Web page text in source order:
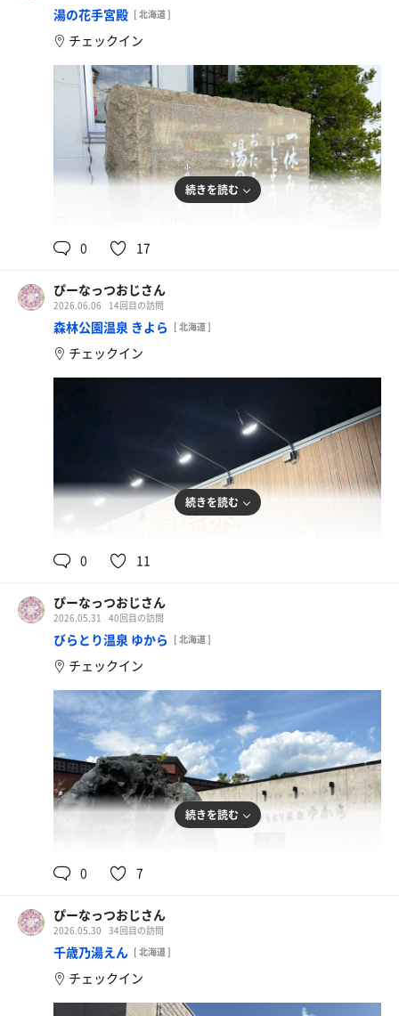
湯の花手宮殿 [ 北海道 ]
チェックイン
続きを読む
0 17
ぴーなっつおじさん
2026.06.06 14回目の訪問
森林公園温泉 きよら [ 北海道 ]
チェックイン
続きを読む
0 11
ぴーなっつおじさん
2026.05.31 40回目の訪問
びらとり温泉 ゆから [ 北海道 ]
チェックイン
続きを読む
0 7
ぴーなっつおじさん
2026.05.30 34回目の訪問
千歳乃湯えん [ 北海道 ]
チェックイン